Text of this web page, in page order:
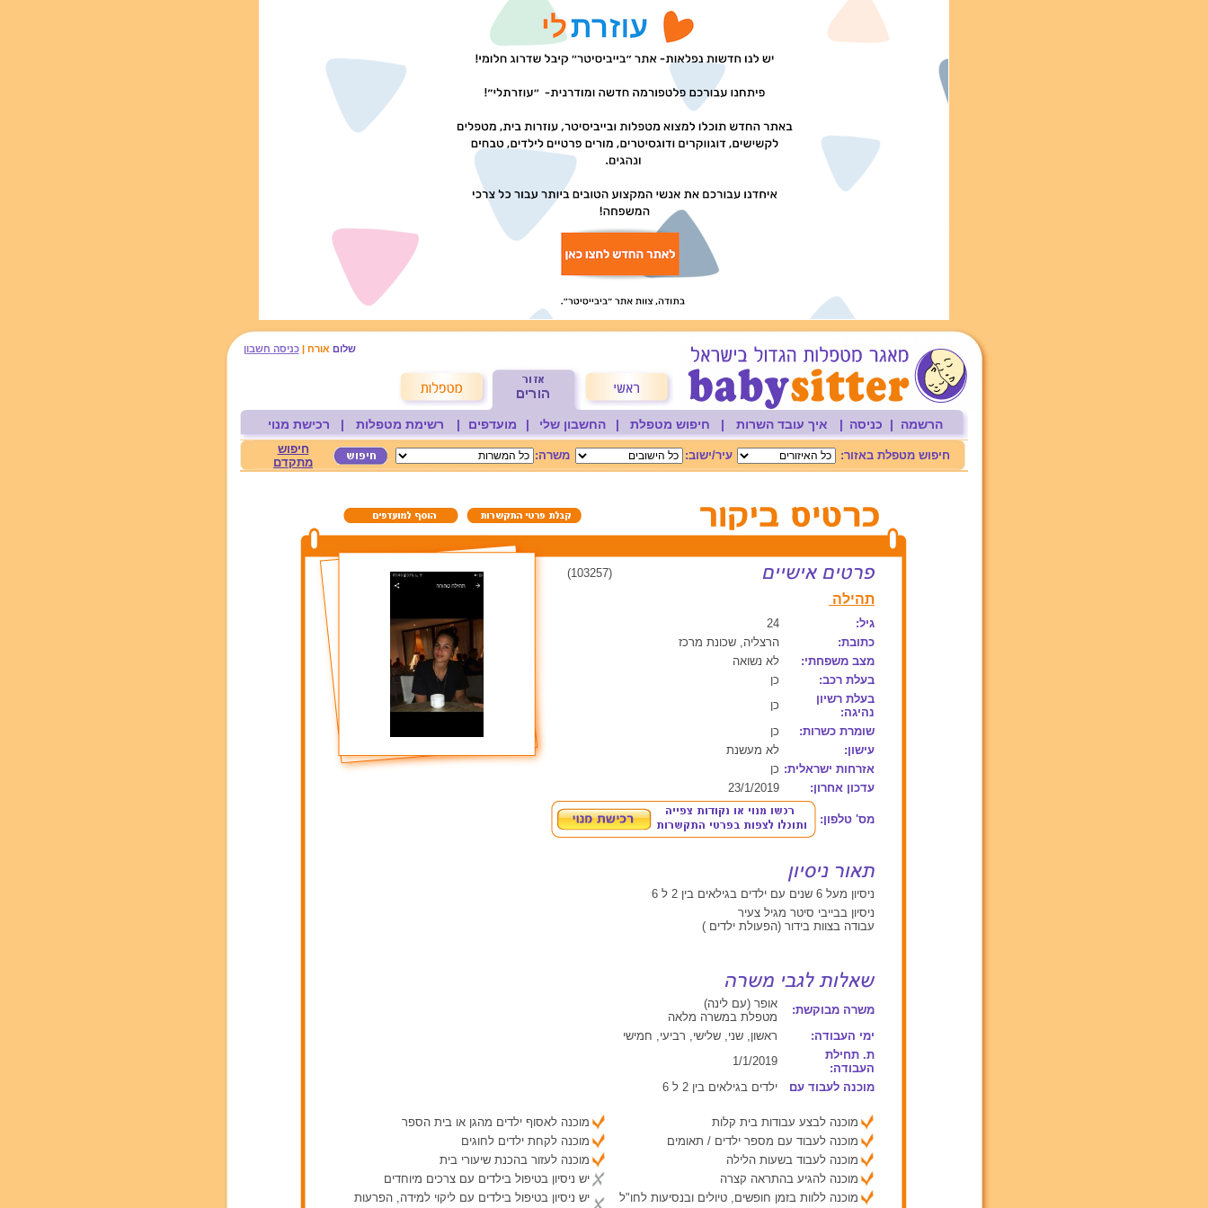
שלום אורח |כניסה חשבון
הרשמה | כניסה | איך עובד השרות | חיפוש מטפלת | החשבון שלי | מועדפים | רשימת מטפלות | רכישת מנוי
חיפוש מטפלת באזור: עיר/ישוב: משרה:
חיפוש
מתקדם
(103257)
תהילה
גיל:
24
כתובת:
הרצליה, שכונת מרכז
מצב משפחתי:
לא נשואה
בעלת רכב:
כן
בעלת רשיון
נהיגה:
כן
שומרת כשרות:
כן
עישון:
לא מעשנת
אזרחות ישראלית: כן
עדכון אחרון:
23/1/2019
מס' טלפון:
ניסיון מעל 6 שנים עם ילדים בגילאים בין 2 ל 6
ניסיון בבייבי סיטר מגיל צעיר
עבודה בצוות בידור (הפעולת ילדים )
משרה מבוקשת:
אופר (עם לינה)
מטפלת במשרה מלאה
ימי העבודה:
ראשון, שני, שלישי, רביעי, חמישי
ת. תחילת
העבודה:
1/1/2019
מוכנה לעבוד עם
ילדים בגילאים בין 2 ל 6
מוכנה לבצע עבודות בית קלות
מוכנה לעבוד עם מספר ילדים / תאומים
מוכנה לעבוד בשעות הלילה
מוכנה להגיע בהתראה קצרה
מוכנה ללוות בזמן חופשים, טיולים ובנסיעות לחו"ל
מוכנה לאסוף ילדים מהגן או בית הספר
מוכנה לקחת ילדים לחוגים
מוכנה לעזור בהכנת שיעורי בית
יש ניסיון בטיפול בילדים עם צרכים מיוחדים
יש ניסיון בטיפול בילדים עם ליקוי למידה, הפרעות